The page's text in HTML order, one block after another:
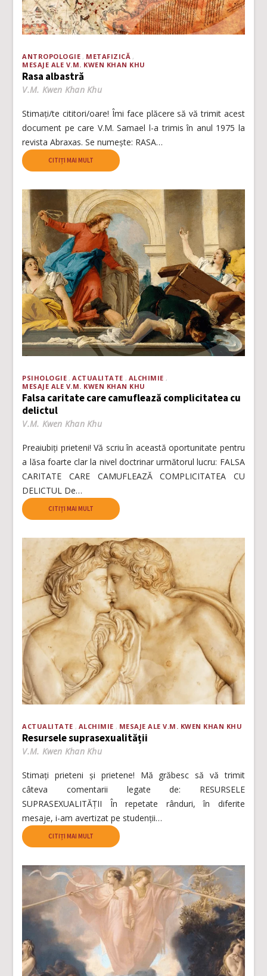
ANTROPOLOGIE
METAFIZICĂ
MESAJE ALE V.M. KWEN KHAN KHU
Rasa albastră
V.M. Kwen Khan Khu
Stimați/te cititori/oare! Îmi face plăcere să vă trimit acest
document pe care V.M. Samael l-a trimis în anul 1975 la
revista Abraxas. Se numește: RASA…
CITIȚI MAI MULT
PSIHOLOGIE ACTUALITATE
ALCHIMIE
MESAJE ALE V.M. KWEN KHAN KHU
Falsa caritate care camuflează complicitatea cu
delictul
V.M. Kwen Khan Khu
Preaiubiți prieteni! Vă scriu în această oportunitate pentru
a lăsa foarte clar la nivel doctrinar următorul lucru: FALSA
CARITATE CARE CAMUFLEAZĂ COMPLICITATEA CU
DELICTUL De…
CITIȚI MAI MULT
ACTUALITATE ALCHIMIE MESAJE ALE V.M. KWEN KHAN KHU
Resursele suprasexualității
V.M. Kwen Khan Khu
Stimați prieteni și prietene! Mă grăbesc să vă trimit
câteva comentarii legate de: RESURSELE
SUPRASEXUALITĂȚII În repetate rânduri, în diferite
mesaje, i-am avertizat pe studenții…
CITIȚI MAI MULT